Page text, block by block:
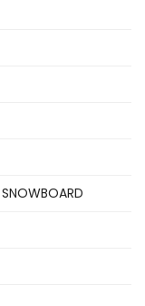
SNOWBOARD